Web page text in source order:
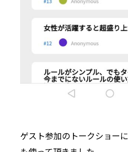
ゲスト参加のトークショー